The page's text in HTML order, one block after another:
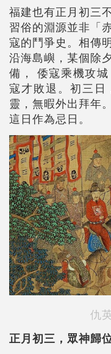
福建也有正月初三
習俗的淵源並非「
寇的鬥爭史。相傳
沿海島嶼，某個除
備， 倭寇乘機攻
寇才敗退。初三日
靈，無暇外出拜年
這日作為忌日。
仇
正月初三，眾神歸